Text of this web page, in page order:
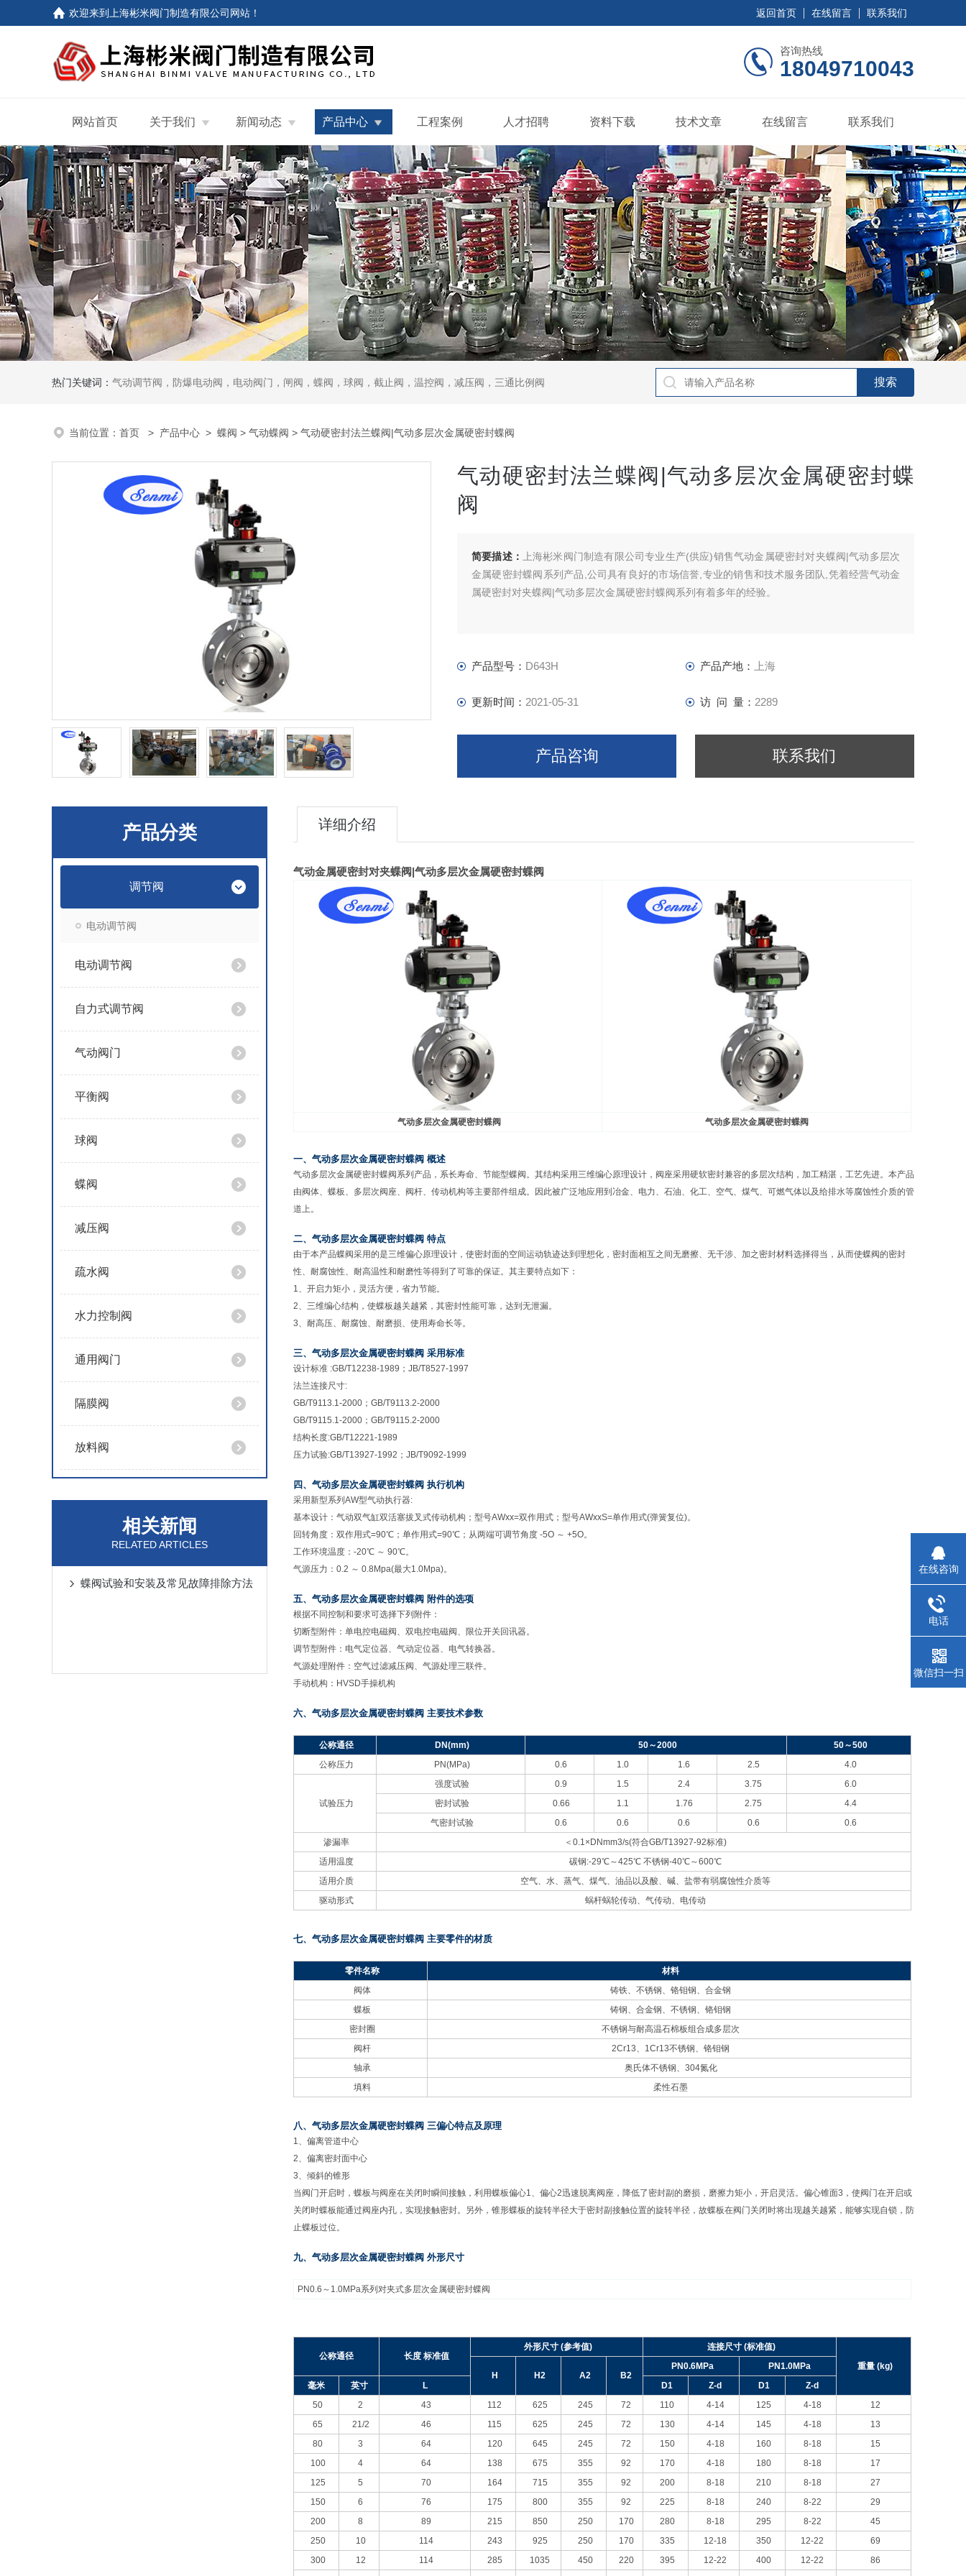
欢迎来到 上海彬米阀门制造有限公司网站 ！ 返回首页 在线留言 联系我们
咨询热线
18049710043
网站首页 关于我们 新闻动态 产品中心 工程案例 人才招聘 资料下载 技术文章 在线留言 联系我们
热门关键词： 气动调节阀，防爆电动阀，电动阀门，闸阀，蝶阀，球阀，截止阀，温控阀，减压阀，三通比例阀
当前位置： 首页 > 产品中心 > 蝶阀 > 气动蝶阀 > 气动硬密封法兰蝶阀|气动多层次金属硬密封蝶阀
气动硬密封法兰蝶阀|气动多层次金属硬密封蝶
阀
简要描述：
上海彬米阀门制造有限公司专业生产(供应)销售气动金属硬密封对夹蝶阀|气动多层次
金属硬密封蝶阀系列产品,公司具有良好的市场信誉,专业的销售和技术服务团队,凭着经营气动金
属硬密封对夹蝶阀|气动多层次金属硬密封蝶阀系列有着多年的经验。
产品型号： D643H 产品产地： 上海
更新时间： 2021-05-31 访 问 量： 2289
产品咨询 联系我们
产品分类
调节阀
电动调节阀
电动调节阀
自力式调节阀
气动阀门
平衡阀
球阀
蝶阀
减压阀
疏水阀
水力控制阀
通用阀门
隔膜阀
放料阀
相关新闻
RELATED ARTICLES
蝶阀试验和安装及常见故障排除方法
详细介绍
气动金属硬密封对夹蝶阀|气动多层次金属硬密封蝶阀
气动多层次金属硬密封蝶阀 气动多层次金属硬密封蝶阀
一、气动多层次金属硬密封蝶阀 概述
气动多层次金属硬密封蝶阀系列产品，系长寿命、节能型蝶阀。其结构采用三维编心原理设计，阀座采用硬软密封兼容的多层次结构，加工精湛，工艺先进。本产品
由阀体、蝶板、多层次阀座、阀杆、传动机构等主要部件组成。因此被广泛地应用到冶金、电力、石油、化工、空气、煤气、可燃气体以及给排水等腐蚀性介质的管
道上。
二、气动多层次金属硬密封蝶阀 特点
由于本产品蝶阀采用的是三维偏心原理设计，使密封面的空间运动轨迹达到理想化，密封面相互之间无磨擦、无干涉、加之密封材料选择得当，从而使蝶阀的密封
性、耐腐蚀性、耐高温性和耐磨性等得到了可靠的保证。其主要特点如下：
1、开启力矩小，灵活方便，省力节能。
2、三维编心结构，使蝶板越关越紧，其密封性能可靠，达到无泄漏。
3、耐高压、耐腐蚀、耐磨损、使用寿命长等。
三、气动多层次金属硬密封蝶阀 采用标准
设计标准 :GB/T12238-1989；JB/T8527-1997
法兰连接尺寸:
GB/T9113.1-2000；GB/T9113.2-2000
GB/T9115.1-2000；GB/T9115.2-2000
结构长度:GB/T12221-1989
压力试验:GB/T13927-1992；JB/T9092-1999
四、气动多层次金属硬密封蝶阀 执行机构
采用新型系列AW型气动执行器:
基本设计：气动双气缸双活塞拔叉式传动机构；型号AWxx=双作用式；型号AWxxS=单作用式(弹簧复位)。
回转角度：双作用式=90℃；单作用式=90℃；从两端可调节角度 -5O ～ +5O。
工作环境温度：-20℃ ～ 90℃。
气源压力：0.2 ～ 0.8Mpa(最大1.0Mpa)。
五、气动多层次金属硬密封蝶阀 附件的选项
根据不同控制和要求可选择下列附件：
切断型附件：单电控电磁阀、双电控电磁阀、限位开关回讯器。
调节型附件：电气定位器、气动定位器、电气转换器。
气源处理附件：空气过滤减压阀、气源处理三联件。
手动机构：HVSD手操机构
六、气动多层次金属硬密封蝶阀 主要技术参数
公称通径 DN(mm) 50～2000 50～500
公称压力
PN(MPa) 0.6 1.0 1.6 2.5 4.0
试验压力
强度试验 0.9 1.5 2.4 3.75
6.0
密封试验
0.66 1.1 1.76 2.75
4.4
气密封试验
0.6 0.6 0.6 0.6
0.6
渗漏率
＜0.1×DNmm3/s(符合GB/T13927-92标准)
适用温度
碳钢:-29℃～425℃ 不锈钢-40℃～600℃
适用介质
空气、水、蒸气、煤气、油品以及酸、碱、盐带有弱腐蚀性介质等
驱动形式
蜗杆蜗轮传动、气传动、电传动
七、气动多层次金属硬密封蝶阀 主要零件的材质
零件名称
材料
阀体
铸铁、不锈钢、铬钼钢、合金钢
蝶板
铸钢、合金钢、不锈钢、铬钼钢
密封圈
不锈钢与耐高温石棉板组合成多层次
阀杆
2Cr13、1Cr13不锈钢、铬钼钢
轴承
奥氏体不锈钢、304氮化
填料
柔性石墨
八、气动多层次金属硬密封蝶阀 三偏心特点及原理
1、偏离管道中心
2、偏离密封面中心
3、倾斜的锥形
当阀门开启时，蝶板与阀座在关闭时瞬间接触，利用蝶板偏心1、偏心2迅速脱离阀座，降低了密封副的磨损，磨擦力矩小，开启灵活。偏心锥面3，使阀门在开启或
关闭时蝶板能通过阀座内孔，实现接触密封。另外，锥形蝶板的旋转半径大于密封副接触位置的旋转半径，故蝶板在阀门关闭时将出现越关越紧，能够实现自锁，防
止蝶板过位。
九、气动多层次金属硬密封蝶阀 外形尺寸
PN0.6 ～1.0MPa系列对夹式多层次金属硬密封蝶阀
公称通径 长度 标准值
外形尺寸 (参考值)
连接尺寸 (标准值)
重量 (kg)
H
H2 A2 B2
PN0.6MPa
PN1.0MPa
毫米
英寸 L D1 Z-d D1
Z-d
50
2 43 112 625 245 72 110 4-14 125 4-18
12
65
21/2 46 115 625 245 72 130 4-14 145 4-18
13
80
3 64 120 645 245 72 150 4-18 160 8-18
15
100
4 64 138 675 355 92 170 4-18 180 8-18
17
125
5 70 164 715 355 92 200 8-18 210 8-18
27
150
6 76 175 800 355 92 225 8-18 240 8-22
29
200
8 89 215 850 250 170 280 8-18 295 8-22
45
250
10 114 243 925 250 170 335 12-18 350 12-22
69
300
12 114 285 1035 450 220 395 12-22 400 12-22
86
在线咨询
电话
微信扫一扫